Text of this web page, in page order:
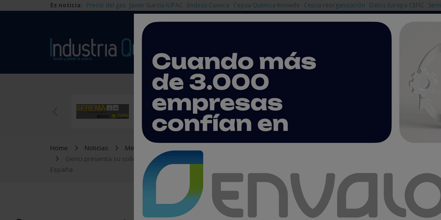
Es noticia: Precio del gas Javier García IUPAC Endesa Cuenca Cepsa Química Knowde Cepsa reorganización Datos Europa CEFIC
Home Noticias
Medioambiente
Genci presenta su solicitud de autorización para operar como SCRAP de envases comerciales e industriales en toda
España